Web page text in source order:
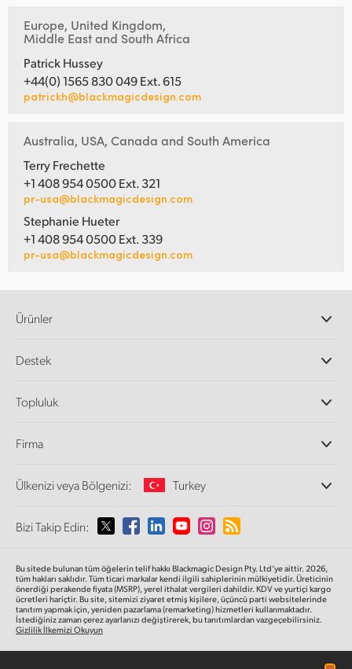
Europe, United Kingdom,
Middle East and South Africa
Patrick Hussey
+44(0) 1565 830 049 Ext. 615
patrickh@blackmagicdesign.com
Australia, USA, Canada and South America
Terry Frechette
+1 408 954 0500 Ext. 321
pr-usa@blackmagicdesign.com
Stephanie Hueter
+1 408 954 0500 Ext. 339
pr-usa@blackmagicdesign.com
Ürünler
DaVinci Resolve ve Fusion Yazılımı
Ultimatte
Kayıt ve Oynatım
Video Format Çevirici
Ağ Depolama
Yönlendirici ve Dağıtıcılar
Yayın ve kodlama
Destek
Destek Merkezi
Topluluk
Firma
Hakkımızda
Medya
Ülkenizi veya Bölgenizi: Turkey
Lütfen Ülkenizi veya Bölgenizi Seçiniz
Australia
Austria
Bizi Takip Edin:
Bu sitede bulunan tüm öğelerin telif hakkı Blackmagic Design Pty. Ltd’ye aittir. 2026,
tüm hakları saklıdır.Tüm ticari markalar kendi ilgili sahiplerinin mülkiyetidir. Üreticinin
önerdiği perakende fiyata (MSRP), yerel ithalat vergileri dahildir. KDV ve yurtiçi kargo
ücretleri hariçtir. Bu site, sitemizi ziyaret etmiş kişilere, üçüncü parti websitelerinde
tanıtım yapmak için, yeniden pazarlama (remarketing) hizmetleri kullanmaktadır.
İstediğiniz zaman çerez ayarlanızı değiştirerek, bu tanıtımlardan vazgeçebilirsiniz.
Gizlilik İlkemizi Okuyun